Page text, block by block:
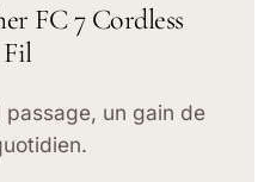
FC 7 Cordless
Fil
un gain de